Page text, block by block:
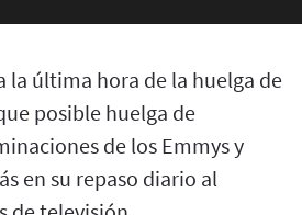
la última hora de la huelga de
posible huelga de
de los Emmys y
en su repaso diario al